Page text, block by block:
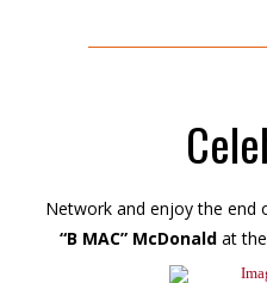
Network and enjoy the end
“B MAC” McDonaldat the